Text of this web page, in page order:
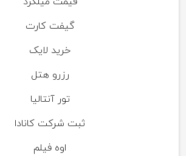
گیفت کارت
خرید لایک
رزرو هتل
تور آنتالیا
ثبت شرکت کانادا
اوه فیلم